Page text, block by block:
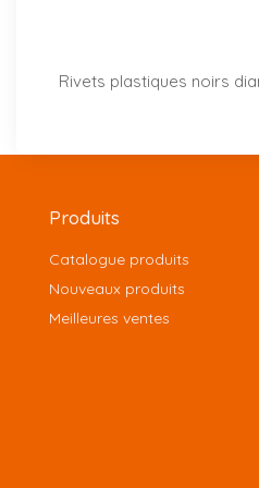
Rivets plastiques noirs
Produits
Catalogue produits
Nouveaux produits
Meilleures ventes